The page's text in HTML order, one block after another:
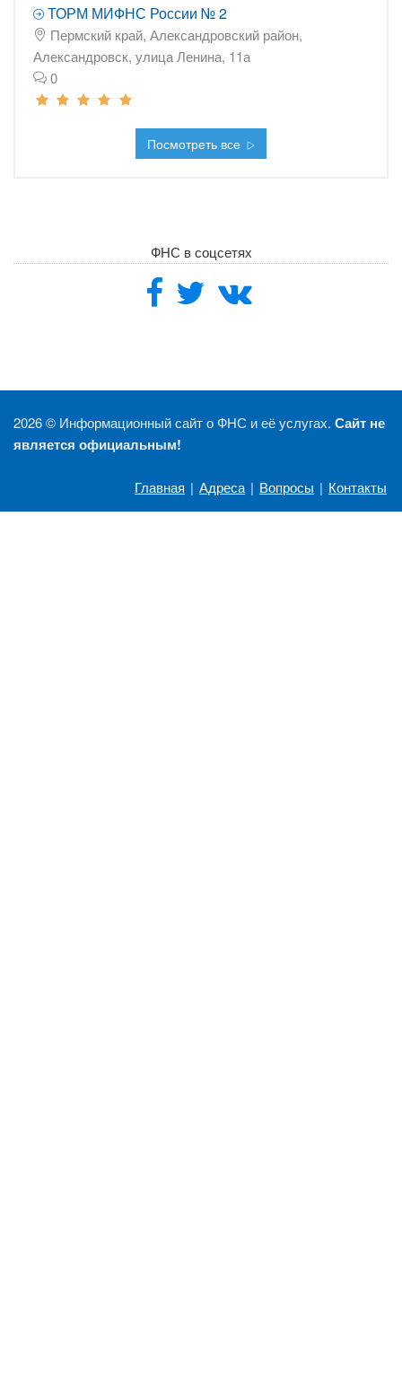
ТОРМ МИФНС России № 2
Пермский край, Александровский район,
Александровск, улица Ленина, 11а
0
Посмотреть все
ФНС в соцсетях
2026 © Информационный сайт о ФНС и её услугах. Сайт не
является официальным!
Главная | Адреса | Вопросы | Контакты